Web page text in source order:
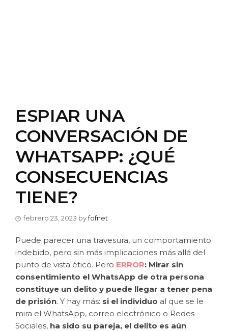
ESPIAR UNA
CONVERSACIÓN DE
WHATSAPP: ¿QUÉ
CONSECUENCIAS
TIENE?
febrero 23, 2023 byfofnet
Puede parecer una travesura, un comportamiento
indebido, pero sin más implicaciones más allá del
punto de vista ético. Pero ERROR: Mirar sin
consentimiento el WhatsApp de otra persona
constituye un delito y puede llegar a tener pena
de prisión. Y hay más: si el individuo al que se le
mira el WhatsApp, correo electrónico o Redes
Sociales, ha sido su pareja, el delito es aún